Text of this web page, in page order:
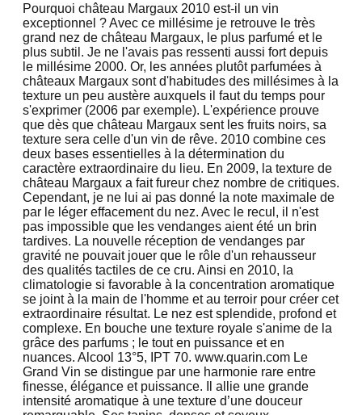
Pourquoi château Margaux 2010 est-il un vin
exceptionnel ? Avec ce millésime je retrouve le très
grand nez de château Margaux, le plus parfumé et le
plus subtil. Je ne l'avais pas ressenti aussi fort depuis
le millésime 2000. Or, les années plutôt parfumées à
châteaux Margaux sont d'habitudes des millésimes à la
texture un peu austère auxquels il faut du temps pour
s'exprimer (2006 par exemple). L'expérience prouve
que dès que château Margaux sent les fruits noirs, sa
texture sera celle d'un vin de rêve. 2010 combine ces
deux bases essentielles à la détermination du
caractère extraordinaire du lieu. En 2009, la texture de
château Margaux a fait fureur chez nombre de critiques.
Cependant, je ne lui ai pas donné la note maximale de
par le léger effacement du nez. Avec le recul, il n'est
pas impossible que les vendanges aient été un brin
tardives. La nouvelle réception de vendanges par
gravité ne pouvait jouer que le rôle d'un rehausseur
des qualités tactiles de ce cru. Ainsi en 2010, la
climatologie si favorable à la concentration aromatique
se joint à la main de l'homme et au terroir pour créer cet
extraordinaire résultat. Le nez est splendide, profond et
complexe. En bouche une texture royale s'anime de la
grâce des parfums ; le tout en puissance et en
nuances. Alcool 13°5, IPT 70. www.quarin.com Le
Grand Vin se distingue par une harmonie rare entre
finesse, élégance et puissance. Il allie une grande
intensité aromatique à une texture d’une douceur